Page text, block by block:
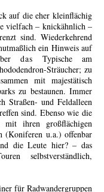
auf die eher kleinflächig
vielfach – knickähnlich –
sind. Wiederkehrend
ein Hinweis auf
das Typische am
Sträucher; zu
mit majestätisch
zu bestaunen. Immer
Straßen- und Feldalleen
sind. Ebenso wie die
ihren großflächigen
(Koniferen u.a.) offenbar
die Leute hier? – das
selbstverständlich,
für Radwandergruppen